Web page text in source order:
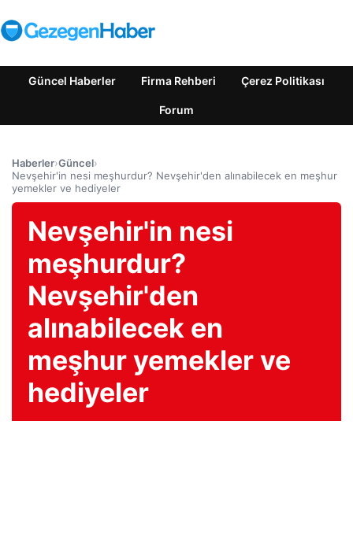
Güncel Haberler Firma Rehberi Çerez Politikası
Forum
Haberler›Güncel›
Nevşehir'in nesi meşhurdur? Nevşehir'den alınabilecek en meşhur
yemekler ve hediyeler
Nevşehir'in nesi
meşhurdur?
Nevşehir'den
alınabilecek en
meşhur yemekler ve
hediyeler